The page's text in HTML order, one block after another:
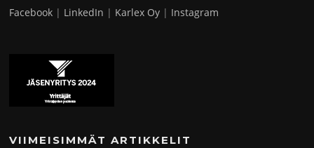
Facebook | LinkedIn | Karlex Oy | Instagram
VIIMEISIMMÄT ARTIKKELIT